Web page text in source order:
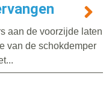
aan de voorzijde laten
van de schokdemper